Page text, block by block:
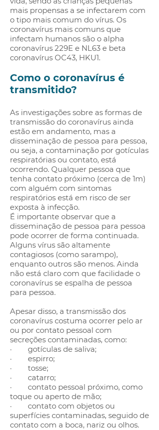
mais propensas a se infectarem com
o tipo mais comum do vírus. Os
coronavírus mais comuns que
infectam humanos são o alpha
coronavírus 229E e NL63 e beta
coronavírus OC43, HKU1.
Como o coronavírus é
transmitido?
As investigações sobre as formas de
transmissão do coronavírus ainda
estão em andamento, mas a
disseminação de pessoa para pessoa,
ou seja, a contaminação por gotículas
respiratórias ou contato, está
ocorrendo. Qualquer pessoa que
tenha contato próximo (cerca de 1m)
com alguém com sintomas
respiratórios está em risco de ser
exposta à infecção.
É importante observar que a
disseminação de pessoa para pessoa
pode ocorrer de forma continuada.
Alguns vírus são altamente
contagiosos (como sarampo),
enquanto outros são menos. Ainda
não está claro com que facilidade o
coronavírus se espalha de pessoa
para pessoa.
Apesar disso, a transmissão dos
coronavírus costuma ocorrer pelo ar
ou por contato pessoal com
secreções contaminadas, como:
· gotículas de saliva;
· espirro;
· tosse;
· catarro;
· contato pessoal próximo, como
toque ou aperto de mão;
· contato com objetos ou
superfícies contaminadas, seguido de
contato com a boca, nariz ou olhos.